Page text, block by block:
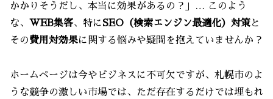
かかりそうだし、本当に効果があるの？」… このよう
な、
WEB集客、特にSEO（検索エンジン最適化）対策と
その費用対効果に関する悩みや疑問を抱えていませんか？
ホームページは今やビジネスに不可欠ですが、札幌市のよ
うな競争の激しい市場では、ただ存在するだけでは埋もれ